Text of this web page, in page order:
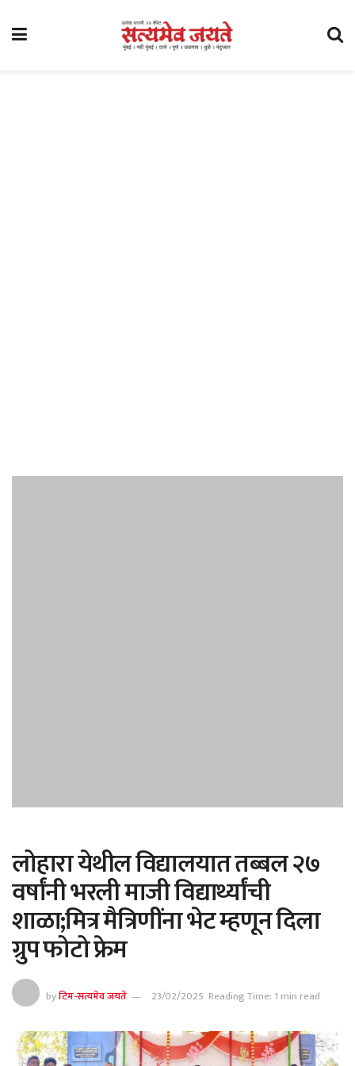
लोहारा येथील विद्यालयात तब्बल २७
वर्षांनी भरली माजी विद्यार्थ्यांची
शाळा;मित्र मैत्रिणींना भेट म्हणून दिला
ग्रुप फोटो फ्रेम
by टिम-सत्यमेव जयते
23/02/2025